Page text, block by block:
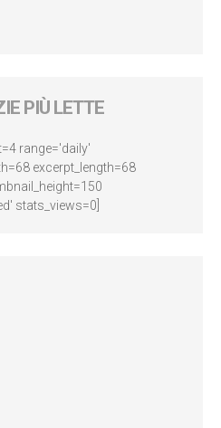
PIÙ LETTE
range='daily'
excerpt_length=68
stats_views=0]